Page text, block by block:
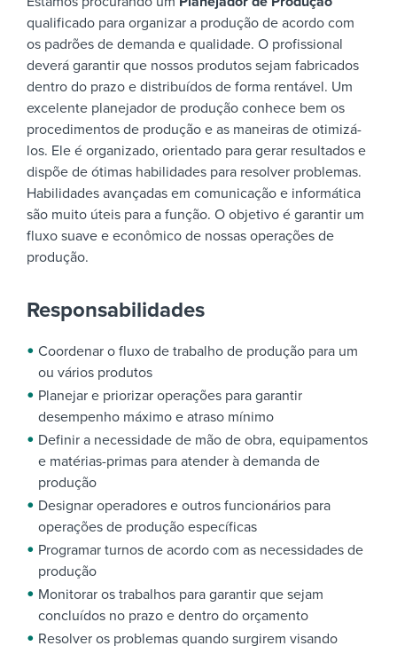
qualificado para organizar a produção de acordo com
os padrões de demanda e qualidade. O profissional
deverá garantir que nossos produtos sejam fabricados
dentro do prazo e distribuídos de forma rentável. Um
excelente planejador de produção conhece bem os
procedimentos de produção e as maneiras de otimizá-
los. Ele é organizado, orientado para gerar resultados e
dispõe de ótimas habilidades para resolver problemas.
Habilidades avançadas em comunicação e informática
são muito úteis para a função. O objetivo é garantir um
fluxo suave e econômico de nossas operações de
produção.
Responsabilidades
Coordenar o fluxo de trabalho de produção para um
ou vários produtos
Planejar e priorizar operações para garantir
desempenho máximo e atraso mínimo
Definir a necessidade de mão de obra, equipamentos
e matérias-primas para atender à demanda de
produção
Designar operadores e outros funcionários para
operações de produção específicas
Programar turnos de acordo com as necessidades de
produção
Monitorar os trabalhos para garantir que sejam
concluídos no prazo e dentro do orçamento
Resolver os problemas quando surgirem visando